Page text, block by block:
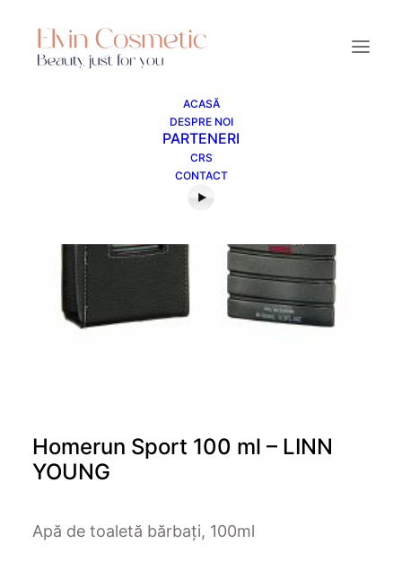
ACASĂ
DESPRE NOI
PARTENERI
CRS
CONTACT
Homerun Sport 100 ml – LINN
YOUNG
Apă de toaletă bărbați, 100ml